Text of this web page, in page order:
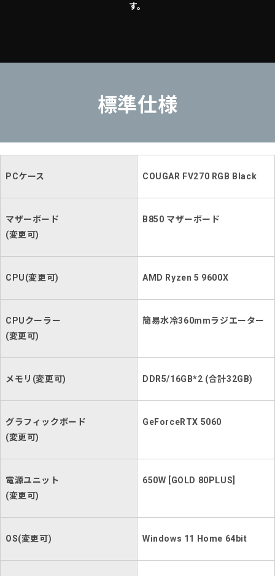
す。
標準仕様
PCケース COUGAR FV270 RGB Black
マザーボード
(変更可)
B850 マザーボード
CPU(変更可) AMD Ryzen 5 9600X
CPUクーラー
(変更可)
簡易水冷360mmラジエーター
メモリ(変更可) DDR5/16GB*2 (合計32GB)
グラフィックボード
(変更可)
GeForceRTX 5060
電源ユニット
(変更可)
650W [GOLD 80PLUS]
OS(変更可) Windows 11 Home 64bit